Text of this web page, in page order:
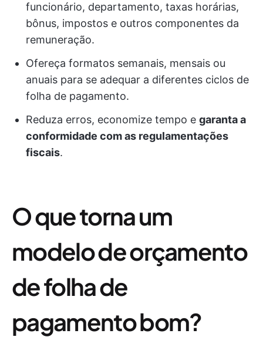
funcionário, departamento, taxas horárias,
bônus, impostos e outros componentes da
remuneração.
Ofereça formatos semanais, mensais ou
anuais para se adequar a diferentes ciclos de
folha de pagamento.
Reduza erros, economize tempo e garanta a
conformidade com as regulamentações
fiscais.
O que torna um
modelo de orçamento
de folha de
pagamento bom?